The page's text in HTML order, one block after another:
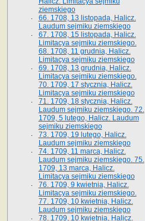
ziemskiego
66. 1708, 13 listopada, Halicz.
Laudum sejmiku ziemskiego
67. 1708, 15 listopada, Halicz.
Limitacya sejmiku ziemskiego.
68. 1708, 11 grudnia, Halicz.
Limitacya sejmiku ziemskiego
69. 1708, 13 grudnia, Halicz.
Limitacya sejmiku ziemskiego.
70. 1709, 17 stycznia, Halicz.
Limitacya sejmiku ziemskiego
71. 1709, 18 stycznia, Halicz.
Laudum sejmiku ziemskiego. 72.
1709, 5 lutego, Halicz. Laudum
sejmiku ziemskiego
73. 1709, 19 lutego, Halicz.
Laudum sejmiku ziemskiego
74. 1709, 11 marca, Halicz.
Laudum sejmiku ziemskiego. 75.
1709, 13 marca, Halicz.
Limitacya sejmiku ziemskiego
76. 1709, 9 kwietnia, Halicz.
Limitacya sejmiku ziemskiego.
77. 1709, 10 kwietnia, Halicz.
Laudum sejmiku ziemskiego
78. 1709, 10 kwietnia, Halicz.